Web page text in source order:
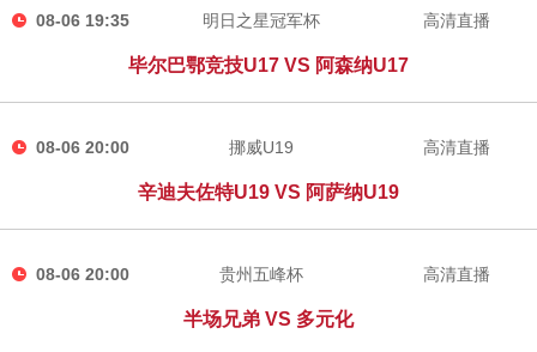
08-06 19:35 明日之星冠军杯
毕尔巴鄂竞技U17 VS 阿森纳U17
高清直播
08-06 20:00 挪威U19
辛迪夫佐特U19 VS 阿萨纳U19
高清直播
08-06 20:00 贵州五峰杯
半场兄弟 VS 多元化
高清直播